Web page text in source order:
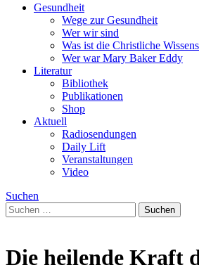
Gesundheit
Wege zur Gesundheit
Wer wir sind
Was ist die Christliche
Wer war Mary Baker Eddy
Literatur
Bibliothek
Publikationen
Shop
Aktuell
Radiosendungen
Daily Lift
Veranstaltungen
Video
Suchen
Suchen
nach:
Die heilende Kraft